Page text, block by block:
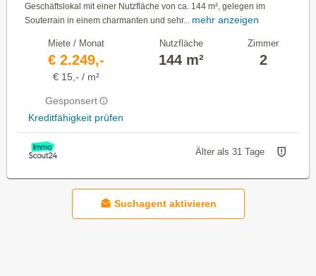
Geschäftslokal mit einer Nutzfläche von ca. 144 m², gelegen im
Souterrain in einem charmanten und sehr...
mehr anzeigen
Miete / Monat
€ 2.249,-
€ 15,- / m²
Gesponsert
Kreditfähigkeit prüfen
Nutzfläche
144 m²
Zimmer
2
Älter als 31 Tage
Suchagent aktivieren